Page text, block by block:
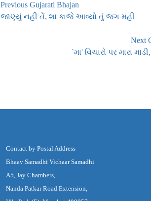
Previous Gujarati Bhajan
જાણ્યું નહીં તેં, શા કાજે આવ્યો તું જગ મહીં
Next
`મા' વિચારો પર મારા
Contact by Postal Address
Bhaav Samadhi Vichaar Samadhi
A5, Jay Chambers,
Nanda Patkar Road Extension,